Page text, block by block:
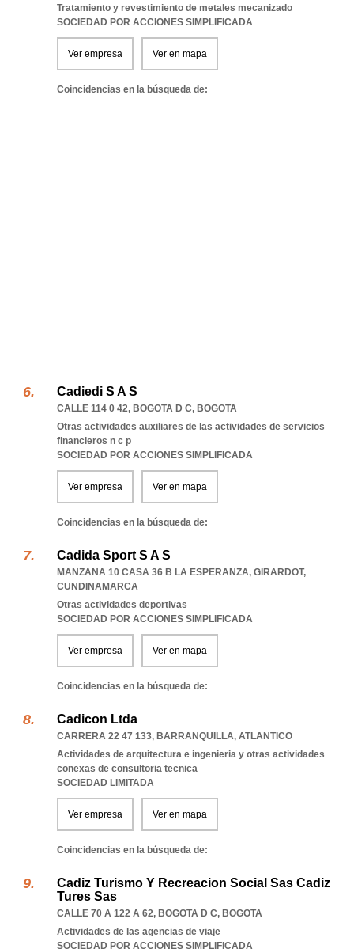
Tratamiento y revestimiento de metales mecanizado
SOCIEDAD POR ACCIONES SIMPLIFICADA
Ver empresa Ver en mapa
Coincidencias en la búsqueda de:
Cadiedi S A S
CALLE 114 0 42, BOGOTA D C, BOGOTA
Otras actividades auxiliares de las actividades de servicios
financieros n c p
SOCIEDAD POR ACCIONES SIMPLIFICADA
Ver empresa Ver en mapa
Coincidencias en la búsqueda de:
Cadida Sport S A S
MANZANA 10 CASA 36 B LA ESPERANZA, GIRARDOT,
CUNDINAMARCA
Otras actividades deportivas
SOCIEDAD POR ACCIONES SIMPLIFICADA
Ver empresa Ver en mapa
Coincidencias en la búsqueda de:
Cadicon Ltda
CARRERA 22 47 133, BARRANQUILLA, ATLANTICO
Actividades de arquitectura e ingenieria y otras actividades
conexas de consultoria tecnica
SOCIEDAD LIMITADA
Ver empresa Ver en mapa
Coincidencias en la búsqueda de:
Cadiz Turismo Y Recreacion Social Sas Cadiz
Tures Sas
CALLE 70 A 122 A 62, BOGOTA D C, BOGOTA
Actividades de las agencias de viaje
SOCIEDAD POR ACCIONES SIMPLIFICADA